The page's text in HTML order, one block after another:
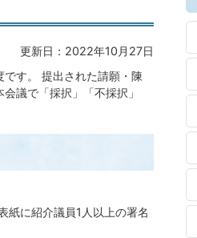
更新日：2022年10月27日
す。 提出された請願・陳
議で「採択」「不採択」
紙に紹介議員1人以上の署名